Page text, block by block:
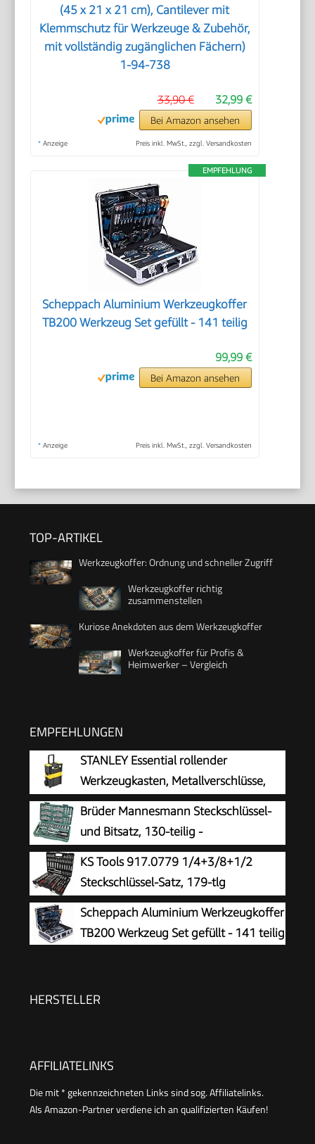
(45 x 21 x 21 cm), Cantilever mit
Klemmschutz für Werkzeuge & Zubehör,
mit vollständig zugänglichen Fächern)
1-94-738
32,99 €
33,90 €
Bei Amazon ansehen
* Anzeige Preis inkl. MwSt., zzgl. Versandkosten
EMPFEHLUNG
Scheppach Aluminium Werkzeugkoffer
TB200 Werkzeug Set gefüllt - 141 teilig
99,99 €
Bei Amazon ansehen
* Anzeige Preis inkl. MwSt., zzgl. Versandkosten
TOP-ARTIKEL
Werkzeugkoffer: Ordnung und schneller Zugriff
Werkzeugkoffer richtig
zusammenstellen
Kuriose Anekdoten aus dem Werkzeugkoffer
Werkzeugkoffer für Profis &
Heimwerker – Vergleich
EMPFEHLUNGEN
STANLEY Essential rollender
Werkzeugkasten, Metallverschlüsse,
STST1-80151
Brüder Mannesmann Steckschlüssel-
und Bitsatz, 130-teilig -
Werkzeugkoffer mit Ratsche,
Schraubendreher, Sechskantschlüssel,
Stecknüssen & 100 Bits - aus Chrom-Vanadium-
Stahl | M29166
KS Tools 917.0779 1/4+3/8+1/2
Steckschlüssel-Satz, 179-tlg
Scheppach Aluminium Werkzeugkoffer
TB200 Werkzeug Set gefüllt - 141 teilig
HERSTELLER
AFFILIATELINKS
Die mit * gekennzeichneten Links sind sog. Affiliatelinks.
Als Amazon-Partner verdiene ich an qualifizierten Käufen!